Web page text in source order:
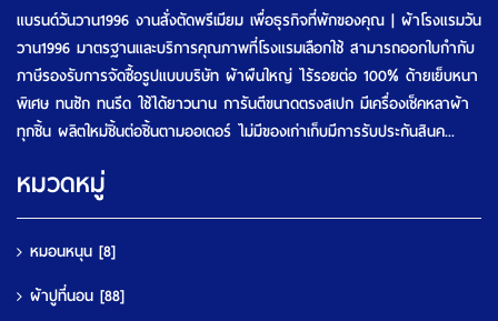
แบรนด์วันวาน1996 งานสั่งตัดพรีเมียม เพื่อธุรกิจที่พักของคุณ | ผ้าโรงแรมวัน
วาน1996 มาตรฐานและบริการคุณภาพที่โรงแรมเลือกใช้ สามารถออกใบกำกับ
ภาษีรองรับการจัดซื้อรูปแบบบริษัท ผ้าผืนใหญ่ ไร้รอยต่อ 100% ด้ายเย็บหนา
พิเศษ ทนซัก ทนรีด ใช้ได้ยาวนาน การันตีขนาดตรงสเปก มีเครื่องเช็คหลาผ้า
ทุกชิ้น ผลิตใหม่ชิ้นต่อชิ้นตามออเดอร์ ไม่มีของเก่าเก็บมีการรับประกันสินค...
หมวดหมู่
หมอนหนุน [8]
ผ้าปูที่นอน [88]